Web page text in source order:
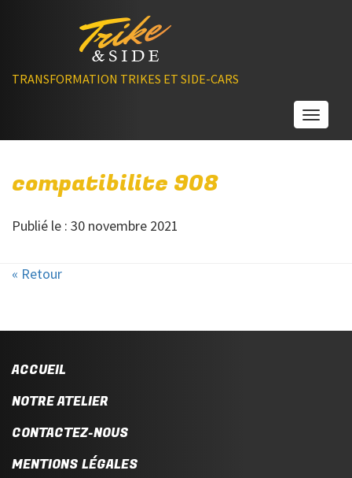
TRANSFORMATION TRIKES ET SIDE-CARS
compatibilite 908
Publié le : 30 novembre 2021
« Retour
ACCUEIL
NOTRE ATELIER
CONTACTEZ-NOUS
MENTIONS LÉGALES